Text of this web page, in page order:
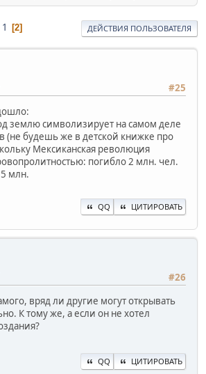
1 2 ДЕЙСТВИЯ ПОЛЬЗОВАТЕЛЯ
#25
землю символизирует на самом деле
(не будешь же в детской книжке про
Мексиканская революция
погибло 2 млн. чел.
млн.
QQ ЦИТИРОВАТЬ
#26
вряд ли другие могут открывать
К тому же, а если он не хотел
QQ ЦИТИРОВАТЬ